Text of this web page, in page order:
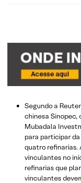
Segundo a
chinesa Sinopec,
Mubadala
para participar
quatro refinarias.
vinculantes no
refinarias que
vinculantes